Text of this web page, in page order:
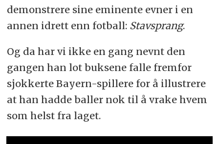
demonstrere sine eminente evner i en
annen idrett enn fotball: Stavsprang.
Og da har vi ikke en gang nevnt den
gangen han lot buksene falle fremfor
sjokkerte Bayern-spillere for å illustrere
at han hadde baller nok til å vrake hvem
som helst fra laget.